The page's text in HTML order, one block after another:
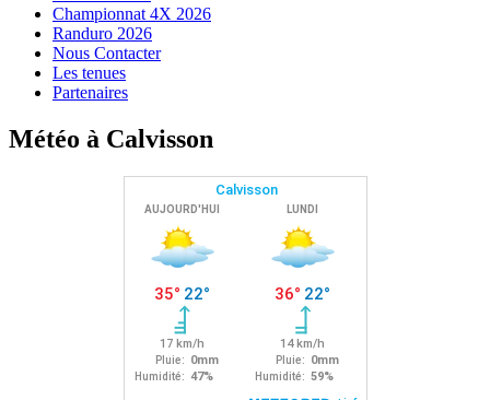
Championnat 4X 2026
Randuro 2026
Nous Contacter
Les tenues
Partenaires
Météo à Calvisson